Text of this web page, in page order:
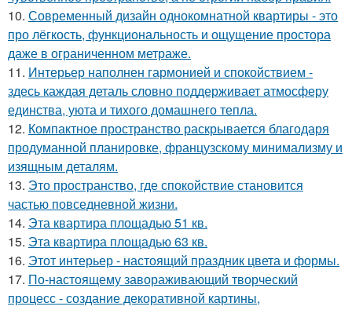
10. Современный дизайн однокомнатной квартиры - это
про лёгкость, функциональность и ощущение простора
даже в ограниченном метраже.
11. Интерьер наполнен гармонией и спокойствием -
здесь каждая деталь словно поддерживает атмосферу
единства, уюта и тихого домашнего тепла.
12. Компактное пространство раскрывается благодаря
продуманной планировке, французскому минимализму и
изящным деталям.
13. Это пространство, где спокойствие становится
частью повседневной жизни.
14. Эта квартира площадью 51 кв.
15. Эта квартира площадью 63 кв.
16. Этот интерьер - настоящий праздник цвета и формы.
17. По-настоящему завораживающий творческий
процесс - создание декоративной картины,